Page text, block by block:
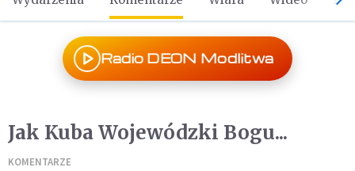
Radio DEON Modlitwa
Jak Kuba Wojewódzki Bogu...
KOMENTARZE